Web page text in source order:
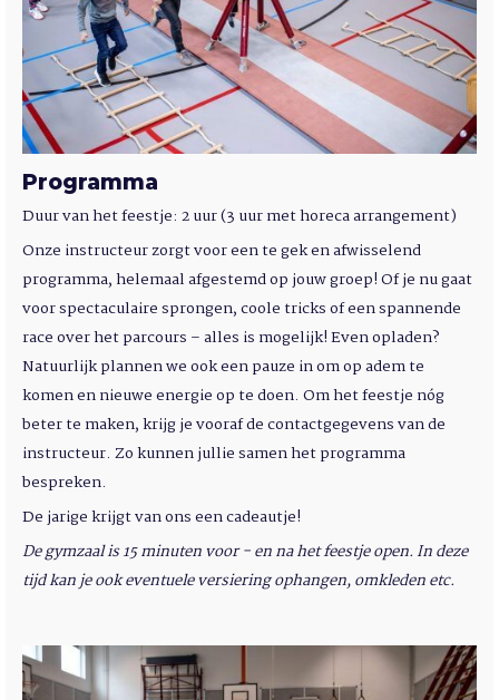
Programma
Duur van het feestje: 2 uur (3 uur met horeca arrangement)
Onze instructeur zorgt voor een te gek en afwisselend
programma, helemaal afgestemd op jouw groep! Of je nu gaat
voor spectaculaire sprongen, coole tricks of een spannende
race over het parcours – alles is mogelijk! Even opladen?
Natuurlijk plannen we ook een pauze in om op adem te
komen en nieuwe energie op te doen. Om het feestje nóg
beter te maken, krijg je vooraf de contactgegevens van de
instructeur. Zo kunnen jullie samen het programma
bespreken.
De jarige krijgt van ons een cadeautje!
De gymzaal is 15 minuten voor - en na het feestje open. In deze
tijd kan je ook eventuele versiering ophangen, omkleden etc.